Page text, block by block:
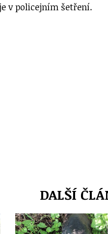
v policejním šetření.
DALŠÍ